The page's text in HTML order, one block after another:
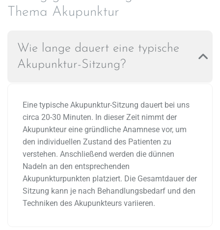
Thema Akupunktur
Wie lange dauert eine typische
Akupunktur-Sitzung?
Eine typische Akupunktur-Sitzung dauert bei uns
circa 20-30 Minuten. In dieser Zeit nimmt der
Akupunkteur eine gründliche Anamnese vor, um
den individuellen Zustand des Patienten zu
verstehen. Anschließend werden die dünnen
Nadeln an den entsprechenden
Akupunkturpunkten platziert. Die Gesamtdauer der
Sitzung kann je nach Behandlungsbedarf und den
Techniken des Akupunkteurs variieren.